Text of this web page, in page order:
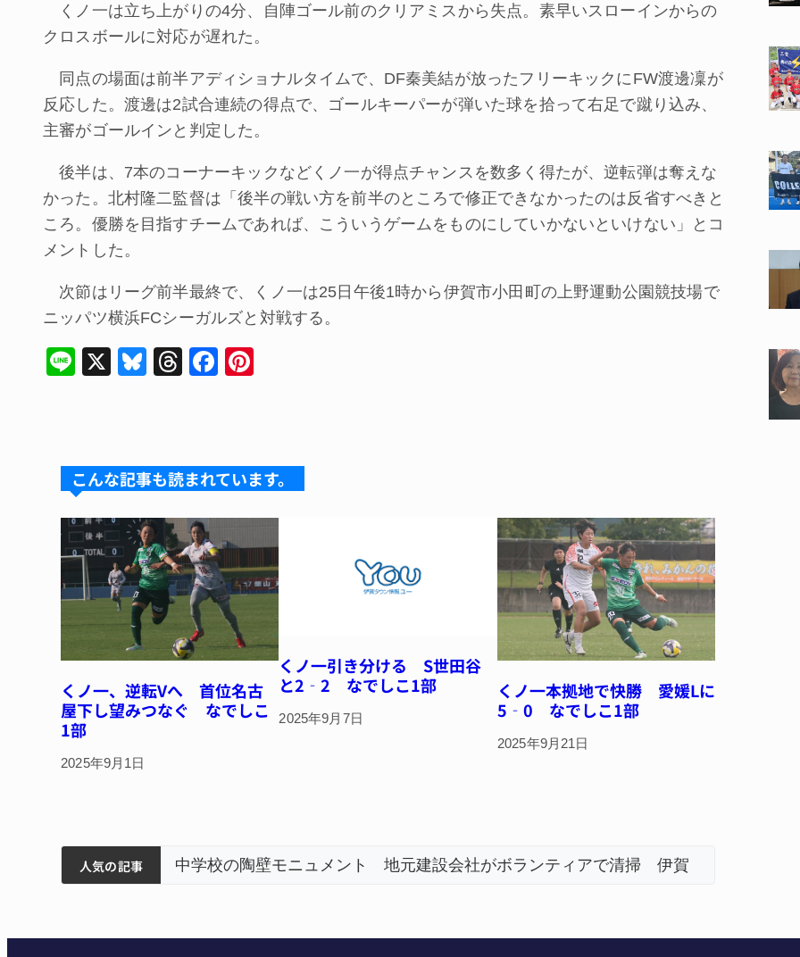
くノ一は立ち上がりの4分、自陣ゴール前のクリアミスから失点。素早いスローインからの
クロスボールに対応が遅れた。
同点の場面は前半アディショナルタイムで、DF秦美結が放ったフリーキックにFW渡邊凜が
反応した。渡邊は2試合連続の得点で、ゴールキーパーが弾いた球を拾って右足で蹴り込み、
主審がゴールインと判定した。
後半は、7本のコーナーキックなどくノ一が得点チャンスを数多く得たが、逆転弾は奪えな
かった。北村隆二監督は「後半の戦い方を前半のところで修正できなかったのは反省すべきと
ころ。優勝を目指すチームであれば、こういうゲームをものにしていかないといけない」とコ
メントした。
次節はリーグ前半最終で、くノ一は25日午後1時から伊賀市小田町の上野運動公園競技場で
ニッパツ横浜FCシーガルズと対戦する。
Li
X
Bl
k
T
d
F
b
o
k
st
こんな記事も読まれています。
くノ一、逆転Vへ 首位名古
屋下し望みつなぐ なでしこ
1部
2025年9月1日
くノ一引き分ける S世田谷
と2‐2 なでしこ1部
2025年9月7日
くノ一本拠地で快勝 愛媛Lに
5‐0 なでしこ1部
2025年9月21日
人気の記事
中学校の陶壁モニュメント 地元建設会社がボランティアで清掃 伊賀 名張市立病院のDMAT、熊本地